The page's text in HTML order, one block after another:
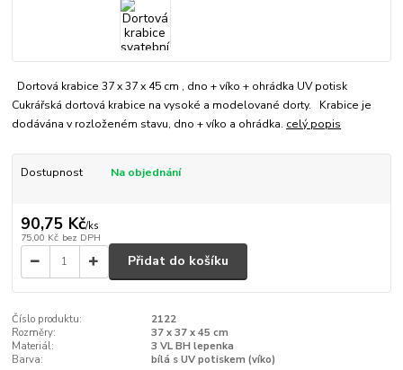
Dortová krabice 37 x 37 x 45 cm , dno + víko + ohrádka UV potisk
Cukrářská dortová krabice na vysoké a modelované dorty. Krabice je
dodávána v rozloženém stavu, dno + víko a ohrádka. celý popis
Dostupnost Na objednání
90,75 Kč/ks
75,00 Kč bez DPH
Přidat do košíku
Číslo produktu:
2122
Rozměry:
37 x 37 x 45 cm
Materiál:
3 VL BH lepenka
Barva:
bílá s UV potiskem (víko)